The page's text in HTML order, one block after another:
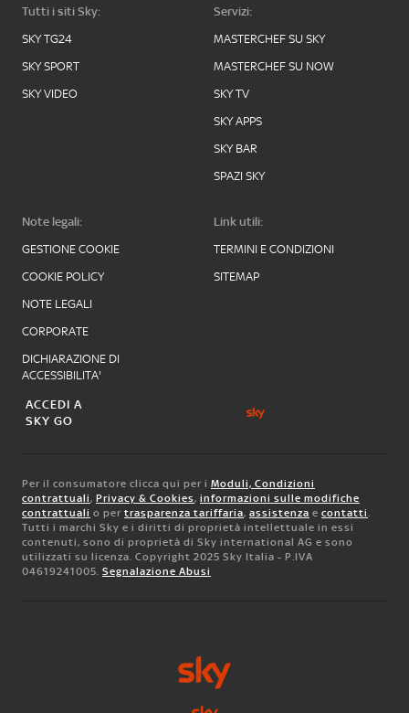
Tutti i siti Sky:
SKY TG24
SKY SPORT
SKY VIDEO
Servizi:
MASTERCHEF SU SKY
MASTERCHEF SU NOW
SKY TV
SKY APPS
SKY BAR
SPAZI SKY
Note legali:
GESTIONE COOKIE
COOKIE POLICY
NOTE LEGALI
CORPORATE
DICHIARAZIONE DI
ACCESSIBILITA'
Link utili:
TERMINI E CONDIZIONI
SITEMAP
ACCEDI A
SKY GO
Per il consumatore clicca qui per i Moduli, Condizioni
contrattuali, Privacy & Cookies, informazioni sulle modifiche
contrattuali o per trasparenza tariffaria, assistenza e contatti.
Tutti i marchi Sky e i diritti di proprietà intellettuale in essi
contenuti, sono di proprietà di Sky international AG e sono
utilizzati su licenza. Copyright 2025 Sky Italia - P.IVA
04619241005. Segnalazione Abusi